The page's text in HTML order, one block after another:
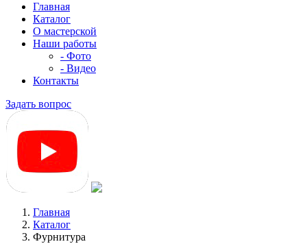
Главная
Каталог
О мастерской
Наши работы
- Фото
- Видео
Контакты
Задать вопрос
Главная
Каталог
Фурнитура